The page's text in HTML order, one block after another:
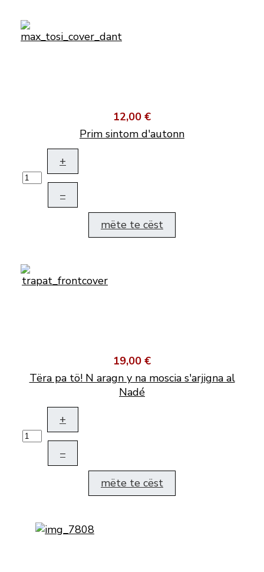
12,00 €
Prim sintom d'autonn
+
–
mëte te cëst
19,00 €
Tëra pa tö! N aragn y na moscia s'arjigna al
Nadé
+
–
mëte te cëst